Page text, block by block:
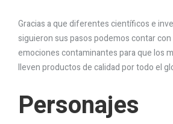
Gracias a que diferentes científicos e
siguieron sus pasos podemos contar
emociones contaminantes para que los
lleven productos de calidad por todo el
Personajes